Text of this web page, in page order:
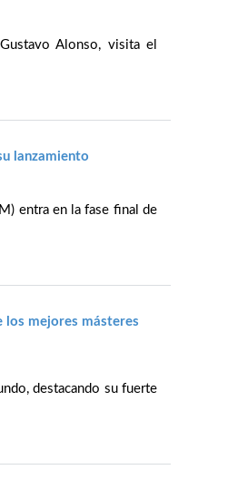
Alonso, visita el
lanzamiento
entra en la fase final de
los mejores másteres
destacando su fuerte